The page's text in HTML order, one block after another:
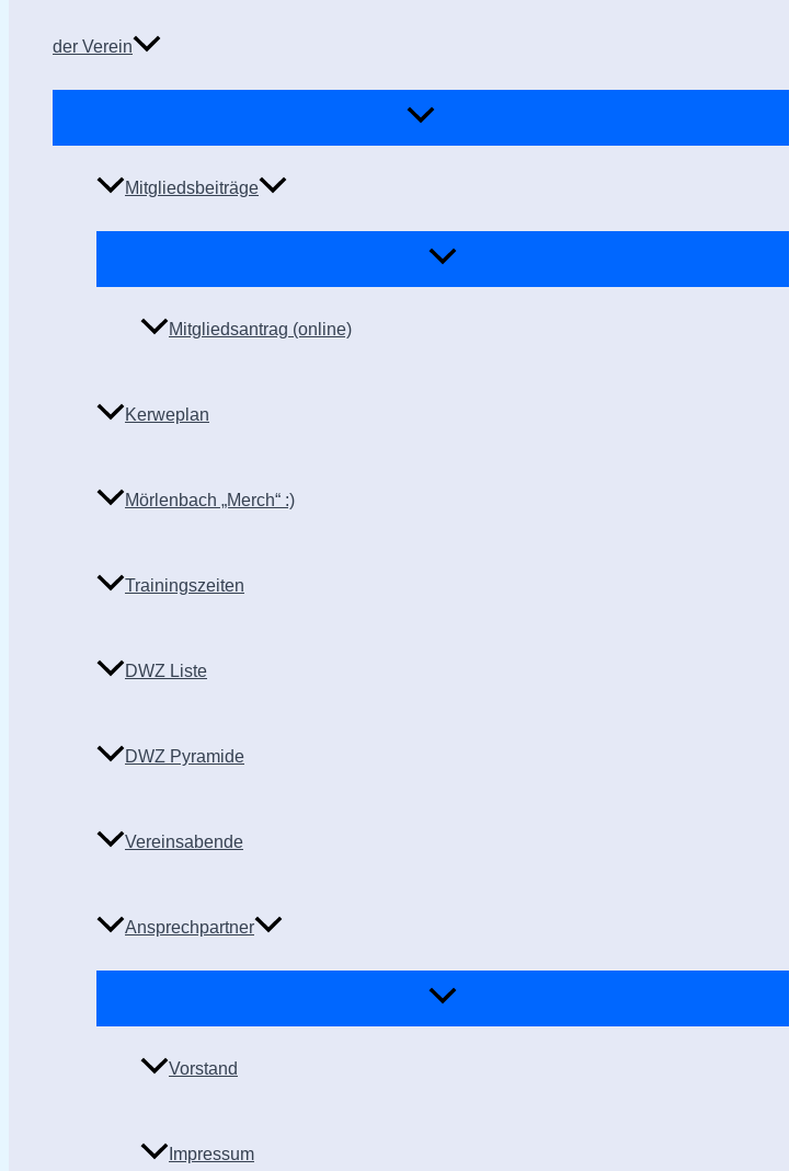
der Verein
Mitgliedsbeiträge
Mitgliedsantrag (online)
Kerweplan
Mörlenbach „Merch“ :)
Trainingszeiten
DWZ Liste
DWZ Pyramide
Vereinsabende
Ansprechpartner
Vorstand
Impressum